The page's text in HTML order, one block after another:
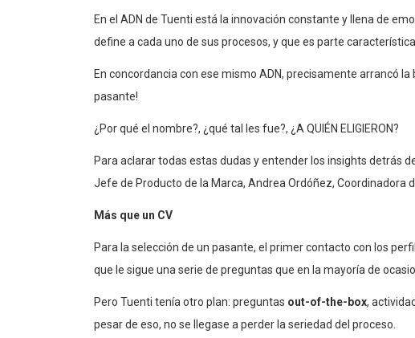
En el ADN de Tuenti está la innovación constante y llena de
define a cada uno de sus procesos, y que es parte
En concordancia con ese mismo ADN, precisamente arrancó
pasante!
¿Por qué el nombre?, ¿qué tal les fue?, ¿A QUIÉN ELIGIERON?
Para aclarar todas estas dudas y entender los insights detrás
Jefe de Producto de la Marca, Andrea Ordóñez, Coordinadora
Más que un CV
Para la selección de un pasante, el primer contacto con los
que le sigue una serie de preguntas que en la mayoría de
Pero Tuenti tenía otro plan: preguntas out-of-the-box,
pesar de eso, no se llegase a perder la seriedad del proceso.